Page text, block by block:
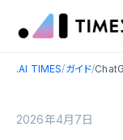
.AI TIMES/ガイド/
2026年4月7日